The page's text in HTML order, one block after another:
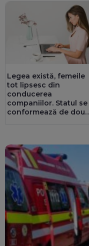
Legea există, femeile
tot lipsesc din
conducerea
companiilor. Statul se
conformează de două